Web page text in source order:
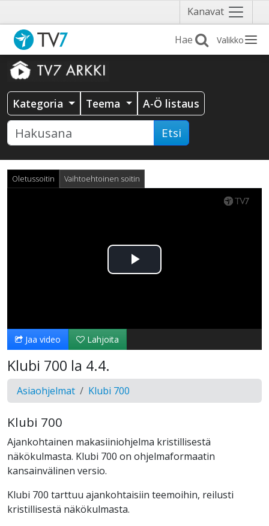
Kanavat Näytä
valikko
Valikko
Kategoria Teema A-Ö listaus
Etsi
Oletussoitin Vaihtoehtoinen soitin
Toista
Jaa video Lahjoita
Klubi 700 la 4.4.
Asiaohjelmat Klubi 700
Klubi 700
Ajankohtainen makasiiniohjelma kristillisestä
näkökulmasta. Klubi 700 on ohjelmaformaatin
kansainvälinen versio.
Klubi 700 tarttuu ajankohtaisiin teemoihin, reilusti
kristillisestä näkökulmasta.